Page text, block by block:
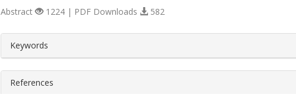
Abstract 1224 | PDF Downloads 582
Keywords
References